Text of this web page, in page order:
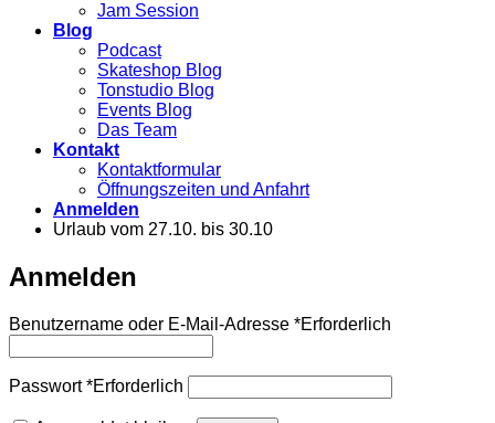
Jam Session
Blog
Podcast
Skateshop Blog
Tonstudio Blog
Events Blog
Das Team
Kontakt
Kontaktformular
Öffnungszeiten und Anfahrt
Anmelden
Urlaub vom 27.10. bis 30.10
Anmelden
Benutzername oder E-Mail-Adresse *Erforderlich
Passwort*Erforderlich